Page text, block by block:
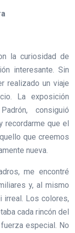
la curiosidad de
interesante. Sin
realizado un viaje
La exposición
consiguió
recordarme que el
que creemos
nueva.
me encontré
y, al mismo
irreal. Los colores,
cada rincón del
especial. No